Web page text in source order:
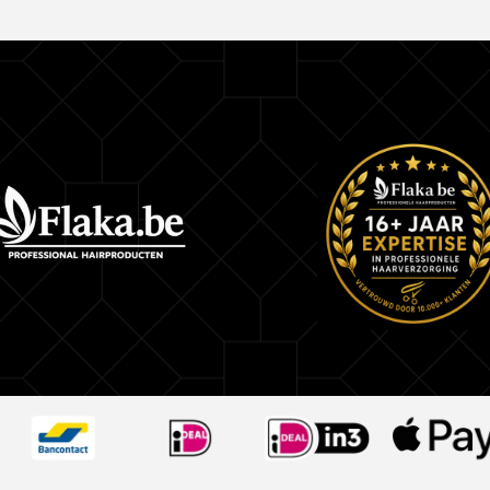
Professionele styling in salon of thuis
Hoe gebruik je Gold Root Lift Spray Mousse?
Goed schudden voor gebruik
Aanbrengen op handdoekdroog haar
Gericht sprayen bij de haaraanzet
Voor extra volume: föhn het haar ondersteboven
intens push-up effect.